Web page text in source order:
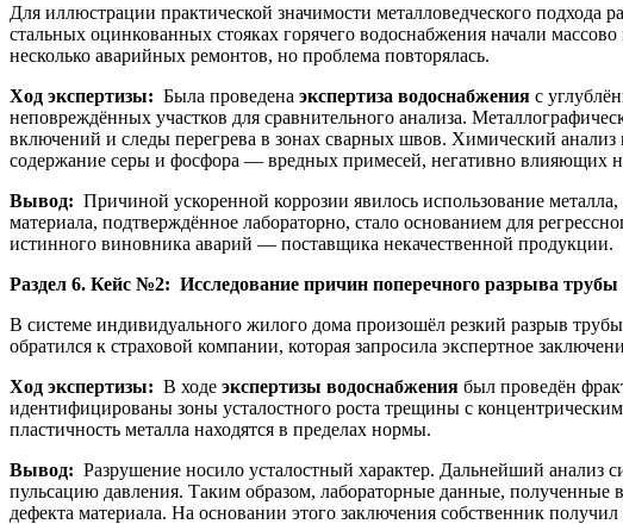
Для иллюстрации практической значимости металловедческого
стальных оцинкованных стояках горячего водоснабжения начали
несколько аварийных ремонтов, но проблема повторялась.
Ход экспертизы: Была проведена экспертиза водоснабжения с
неповреждённых участков для сравнительного анализа.
включений и следы перегрева в зонах сварных швов. Химический анализ
содержание серы и фосфора — вредных примесей, негативно влияющих
Вывод: Причиной ускоренной коррозии явилось использование
материала, подтверждённое лабораторно, стало основанием для
истинного виновника аварий — поставщика некачественной продукции.
Раздел 6. Кейс №2: Исследование причин поперечного разрыва
В системе индивидуального жилого дома произошёл резкий разрыв
обратился к страховой компании, которая запросила экспертное
Ход экспертизы: В ходе экспертизы водоснабжения был проведён
идентифицированы зоны усталостного роста трещины с
пластичность металла находятся в пределах нормы.
Вывод: Разрушение носило усталостный характер. Дальнейший анализ
пульсацию давления. Таким образом, лабораторные данные, полученные
дефекта материала. На основании этого заключения собственник